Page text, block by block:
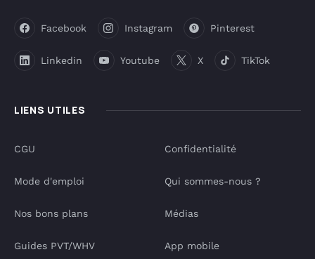
LIENS UTILES
Facebook Instagram Pinterest
Linkedin Youtube X TikTok
CGU
Mode d'emploi
Nos bons plans
Guides PVT/WHV
Confidentialité
Qui sommes-nous ?
Médias
App mobile